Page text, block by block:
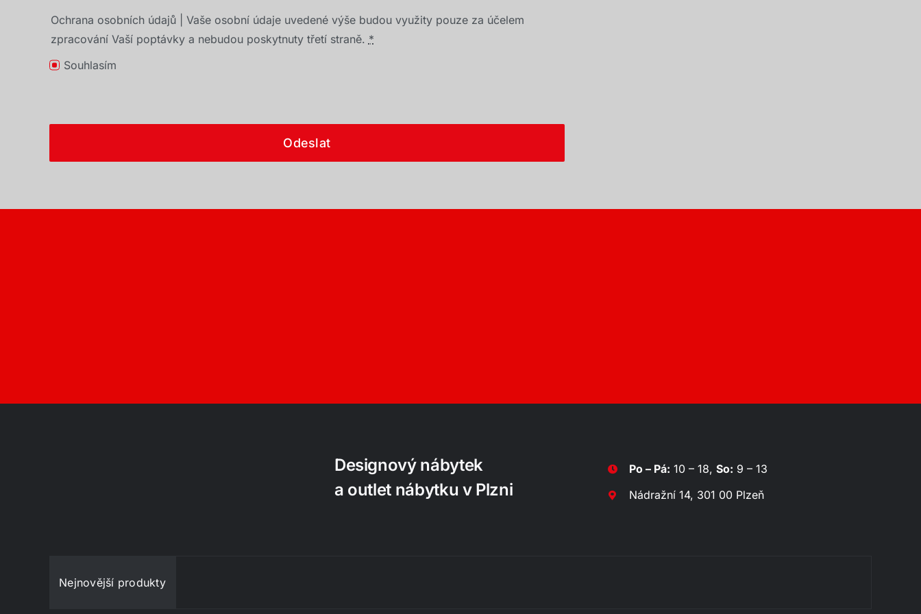
Ochrana osobních údajů | Vaše osobní údaje uvedené výše budou využity pouze za účelem
zpracování Vaší poptávky a nebudou poskytnuty třetí straně. *
Souhlasím
Odeslat
Designový nábytek
a outlet nábytku v Plzni
Po – Pá: 10 – 18,So: 9 – 13
Nádražní 14, 301 00 Plzeň
Nejnovější produkty